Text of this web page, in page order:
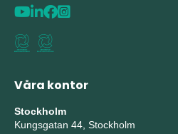
Våra kontor
Stockholm
Kungsgatan 44, Stockholm